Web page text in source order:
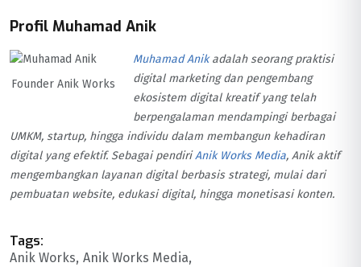
Profil Muhamad Anik
Founder Anik Works
Muhamad Anikadalah seorang praktisi
digital marketing dan pengembang
ekosistem digital kreatif yang telah
berpengalaman mendampingi berbagai
UMKM, startup, hingga individu dalam membangun kehadiran
digital yang efektif. Sebagai pendiriAnik Works Media, Anik aktif
mengembangkan layanan digital berbasis strategi, mulai dari
pembuatan website, edukasi digital, hingga monetisasi konten.
Tags:
Anik Works Anik Works Media